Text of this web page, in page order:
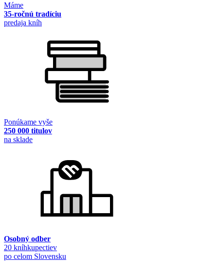
Máme
35-ročnú tradíciu
predaja kníh
Ponúkame vyše
250 000 titulov
na sklade
Osobný odber
20 kníhkupectiev
po celom Slovensku